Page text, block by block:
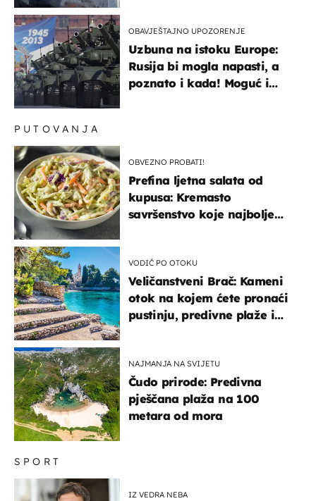
OBAVJEŠTAJNO UPOZORENJE
Uzbuna na istoku Europe:
Rusija bi mogla napasti, a
poznato i kada! Moguć i
SPORT
IZ VEDRA NEBA
PUTOVANJA
OBVEZNO PROBATI!
Prefina ljetna salata od
kupusa: Kremasto
savršenstvo koje najbolje
VODIČ PO OTOKU
Veličanstveni Brač: Kameni
otok na kojem ćete pronaći
pustinju, predivne plaže i
NAJMANJA NA SVIJETU
Čudo prirode: Predivna
pješčana plaža na 100
metara od mora